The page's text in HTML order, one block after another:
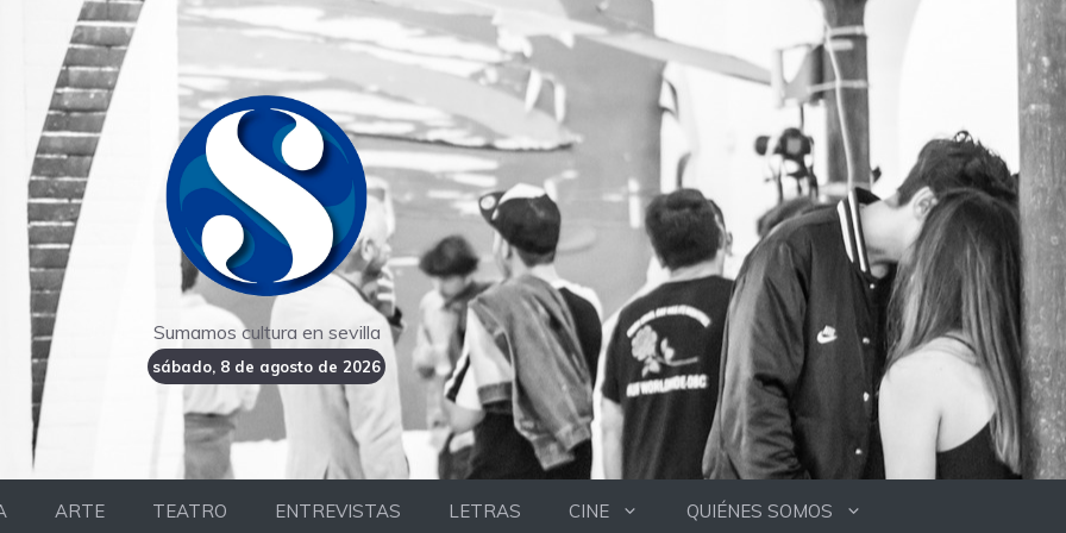
Sumamos cultura en sevilla
sábado, 8 de agosto de 2026
ARTE TEATRO ENTREVISTAS LETRAS CINE QUIÉNES SOMOS